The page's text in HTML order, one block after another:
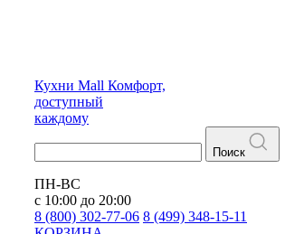
Кухни Mall Комфорт,
доступный
каждому
Поиск
ПН-ВС
с 10:00 до 20:00
8 (800) 302-77-06 8 (499) 348-15-11